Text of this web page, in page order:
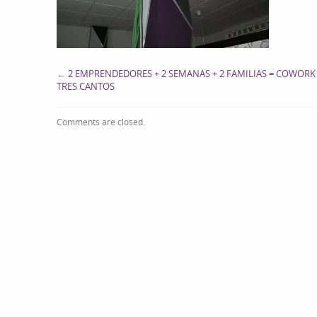
← 2 EMPRENDEDORES + 2 SEMANAS + 2 FAMILIAS =
TRES CANTOS
Comments are closed.